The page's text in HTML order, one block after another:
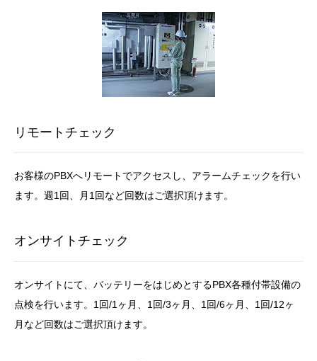
リモートチェック
お客様のPBXへリモートでアクセスし、アラームチェックを行い
ます。週1回、月1回など回数はご選択頂けます。
オンサイトチェック
オンサイトにて、バッテリーをはじめとするPBX各種付帯設備の
点検を行います。1回/1ヶ月、1回/3ヶ月、1回/6ヶ月、1回/12ヶ
月など回数はご選択頂けます。